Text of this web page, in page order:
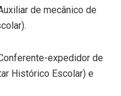
de mecânico de
expedidor de
Histórico Escolar) e